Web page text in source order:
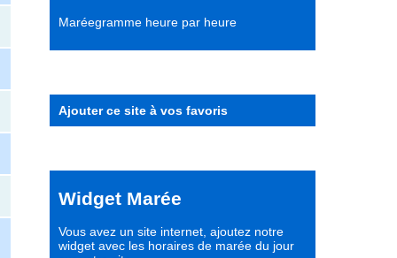
Maréegramme heure par heure
Ajouter ce site à vos favoris
Widget Marée
Vous avez un site internet, ajoutez notre
widget avec les horaires de marée du jour